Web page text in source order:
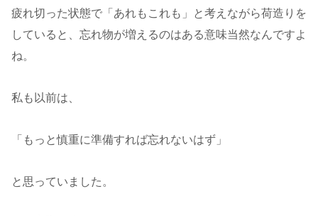
疲れ切った状態で「あれもこれも」と考えながら荷造りを
していると、忘れ物が増えるのはある意味当然なんですよ
ね。
私も以前は、
「もっと慎重に準備すれば忘れないはず」
と思っていました。